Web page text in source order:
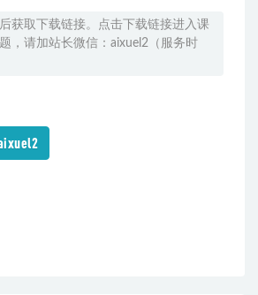
获取下载链接。点击下载链接进入课
，请加站长微信：aixuel2（服务时